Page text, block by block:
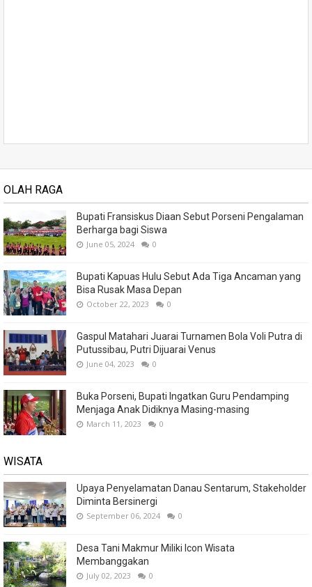
OLAH RAGA
Bupati Fransiskus Diaan Sebut Porseni Pengalaman
Berharga bagi Siswa
June 05, 2024 0
Bupati Kapuas Hulu Sebut Ada Tiga Ancaman yang
Bisa Rusak Masa Depan
October 22, 2023 0
Gaspul Matahari Juarai Turnamen Bola Voli Putra di
Putussibau, Putri Dijuarai Venus
June 04, 2023 0
Buka Porseni, Bupati Ingatkan Guru Pendamping
Menjaga Anak Didiknya Masing-masing
March 11, 2023 0
WISATA
Upaya Penyelamatan Danau Sentarum, Stakeholder
Diminta Bersinergi
September 06, 2024 0
Desa Tani Makmur Miliki Icon Wisata
Membanggakan
July 02, 2023 0